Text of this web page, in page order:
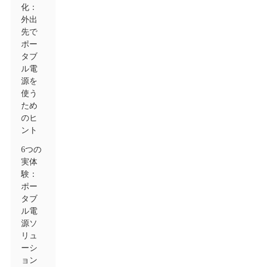
化：
外出
先で
ポー
タブ
ル電
源を
使う
ため
のヒ
ント
6つの
実体
験：
ポー
タブ
ル電
源ソ
リュ
ーシ
ョン